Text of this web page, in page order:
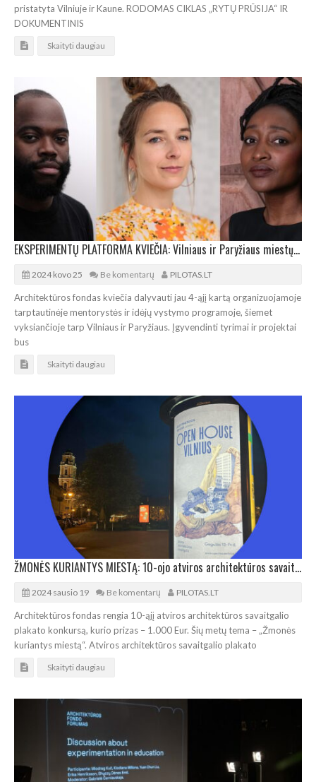
pristatyta Vilniuje ir Kaune. RODOMAS CIKLAS „RYTŲ PRŪSIJA“ IR
DOKUMENTINIS
Skaityti daugiau
EKSPERIMENTŲ PLATFORMA KVIEČIA: Vilniaus ir Paryžiaus miestų architektūros aktualijų tyrimai
2024 kovo 25 Be komentarų PILOTAS.LT
Architektūros fondas kviečia dalyvauti jau 4-ąjį kartą organizuojamoje
tarptautinėje mentorystės ir idėjų vystymo programoje, šiemet
vyksiančioje tarp Vilniaus ir Paryžiaus. Įgyvendinti tyrimai ir projektai
bus
Skaityti daugiau
ŽMONĖS KURIANTYS MIESTĄ: 10-ojo atviros architektūros savaitgalio plakato konkursas
2024 sausio 19 Be komentarų PILOTAS.LT
Architektūros fondas rengia 10-ąjį atviros architektūros savaitgalio
plakato konkursą, kurio prizas – 1.000 Eur. Šių metų tema – „Žmonės
kuriantys miestą“. Atviros architektūros savaitgalio plakato
Skaityti daugiau